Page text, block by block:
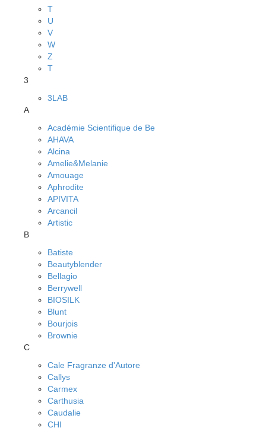
T
U
V
W
Z
Т
3
3LAB
A
Académie Scientifique de Be
AHAVA
Alcina
Amelie&Melanie
Amouage
Aphrodite
APIVITA
Arcancil
Artistic
B
Batiste
Beautyblender
Bellagio
Berrywell
BIOSILK
Blunt
Bourjois
Brownie
C
Cale Fragranze d'Autore
Callys
Carmex
Carthusia
Caudalie
CHI